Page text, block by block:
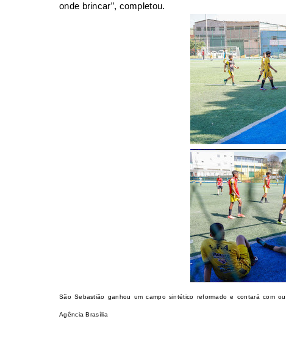
onde brincar”, completou.
São Sebastião ganhou um campo sintético reformado e contará com
Agência Brasília